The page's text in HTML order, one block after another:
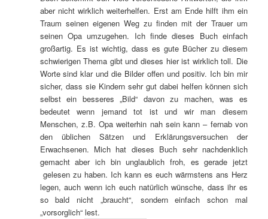
aber nicht wirklich weiterhelfen. Erst am Ende hilft ihm ein
Traum seinen eigenen Weg zu finden mit der Trauer um
seinen Opa umzugehen. Ich finde dieses Buch einfach
großartig. Es ist wichtig, dass es gute Bücher zu diesem
schwierigen Thema gibt und dieses hier ist wirklich toll. Die
Worte sind klar und die Bilder offen und positiv. Ich bin mir
sicher, dass sie Kindern sehr gut dabei helfen können sich
selbst ein besseres „Bild“ davon zu machen, was es
bedeutet wenn jemand tot ist und wir man diesem
Menschen, z.B. Opa weiterhin nah sein kann – fernab von
den üblichen Sätzen und Erklärungsversuchen der
Erwachsenen. Mich hat dieses Buch sehr nachdenklich
gemacht aber ich bin unglaublich froh, es gerade jetzt
gelesen zu haben. Ich kann es euch wärmstens ans Herz
legen, auch wenn ich euch natürlich wünsche, dass ihr es
so bald nicht „braucht“, sondern einfach schon mal
„vorsorglich“ lest.